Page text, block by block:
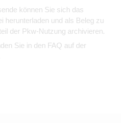
können Sie sich das
herunterladen und als Beleg zu
der Pkw-Nutzung archivieren.
Sie in den FAQ auf der